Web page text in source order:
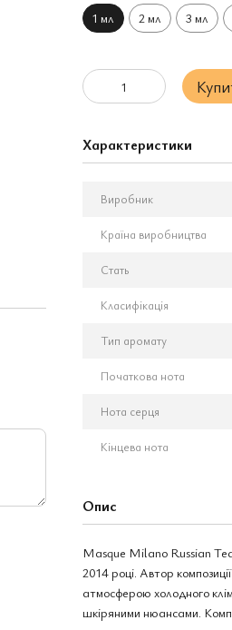
1 мл 2 мл 3 мл
Характеристики
Виробник
Країна виробництва
Стать
Класифікація
Тип аромату
Початкова нота
Нота серця
Кінцева нота
Опис
Masque Milano Russian
2014 році. Автор
атмосферою холодного
шкіряними нюансами.